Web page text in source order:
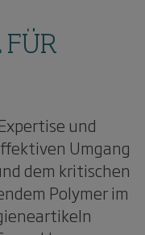
FÜR
und
Umgang
dem kritischen
Polymer im